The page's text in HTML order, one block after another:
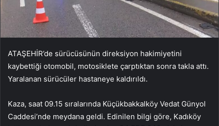
ATAŞEHİR’de sürücüsünün direksiyon hakimiyetini
kaybettiği otomobil, motosiklete çarptıktan sonra takla attı.
Yaralanan sürücüler hastaneye kaldırıldı.
Kaza, saat 09.15 sıralarında Küçükbakkalköy Vedat Günyol
Caddesi’nde meydana geldi. Edinilen bilgi göre, Kadıköy